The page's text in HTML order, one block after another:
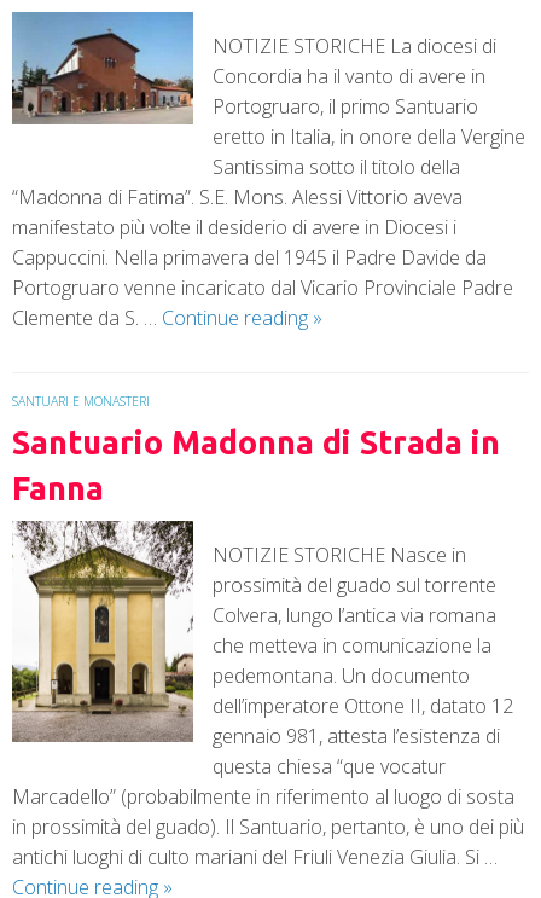
NOTIZIE STORICHE La diocesi di
Concordia ha il vanto di avere in
Portogruaro, il primo Santuario
eretto in Italia, in onore della Vergine
Santissima sotto il titolo della
“Madonna di Fatima”. S.E. Mons. Alessi Vittorio aveva
manifestato più volte il desiderio di avere in Diocesi i
Cappuccini. Nella primavera del 1945 il Padre Davide da
Portogruaro venne incaricato dal Vicario Provinciale Padre
Clemente da S. … Continue reading »
SANTUARI E MONASTERI
Santuario Madonna di Strada in
Fanna
NOTIZIE STORICHE Nasce in
prossimità del guado sul torrente
Colvera, lungo l’antica via romana
che metteva in comunicazione la
pedemontana. Un documento
dell’imperatore Ottone II, datato 12
gennaio 981, attesta l’esistenza di
questa chiesa “que vocatur
Marcadello” (probabilmente in riferimento al luogo di sosta
in prossimità del guado). Il Santuario, pertanto, è uno dei più
antichi luoghi di culto mariani del Friuli Venezia Giulia. Si …
Continue reading »